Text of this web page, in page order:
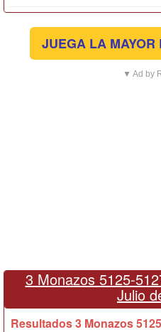
JUEGA LA
▼ Ad by
3 Monazos 5125-
Julio
Resultados 3 Monazos